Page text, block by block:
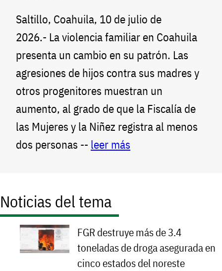
Saltillo, Coahuila, 10 de julio de
2026.- La violencia familiar en Coahuila
presenta un cambio en su patrón. Las
agresiones de hijos contra sus madres y
otros progenitores muestran un
aumento, al grado de que la Fiscalía de
las Mujeres y la Niñez registra al menos
dos personas -- leer más
Noticias del tema
FGR destruye más de 3.4
toneladas de droga asegurada en
cinco estados del noreste